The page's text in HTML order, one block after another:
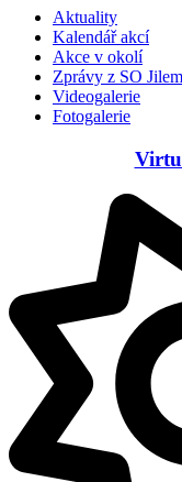
Aktuality
Kalendář akcí
Akce v okolí
Zprávy z SO
Videogalerie
Fotogalerie